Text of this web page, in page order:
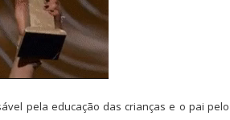
pela educação das crianças e o pai pelo